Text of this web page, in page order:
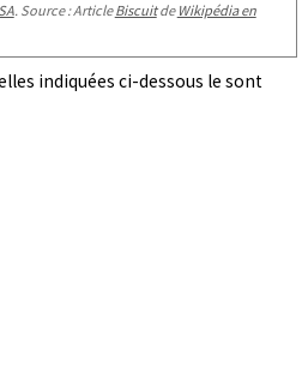
. Source : ArticleBiscuitde Wikipédia en
indiquées ci-dessous le sont